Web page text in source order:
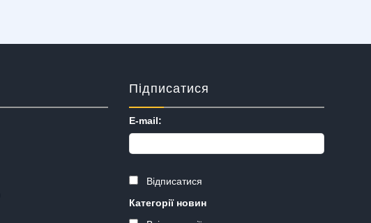
Підписатися
E-mail:
Відписатися
Категорії новин